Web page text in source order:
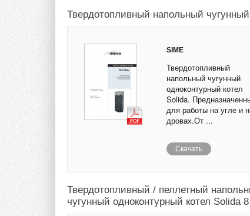
Твердотопливный напольный
SIME
Твердотопливный
напольный чугунный
одноконтурный котел
Solida.
для работы на угле и
дровах.От ...
Скачать
Твердотопливный / пеллетный
чугунный одноконтурный котел Solida